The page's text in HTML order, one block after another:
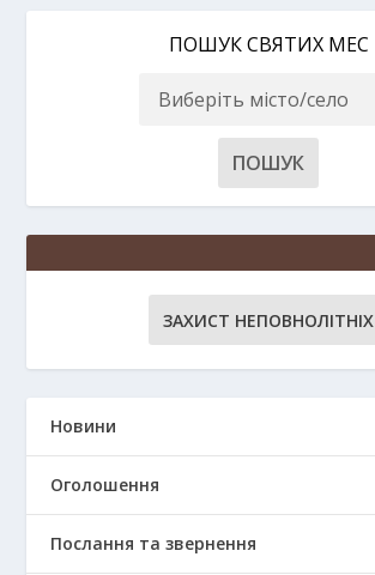
ПОШУК СВЯТИХ МЕС
ЗАХИСТ НЕПОВНОЛІТНІХ
Новини
Оголошення
Послання та звернення